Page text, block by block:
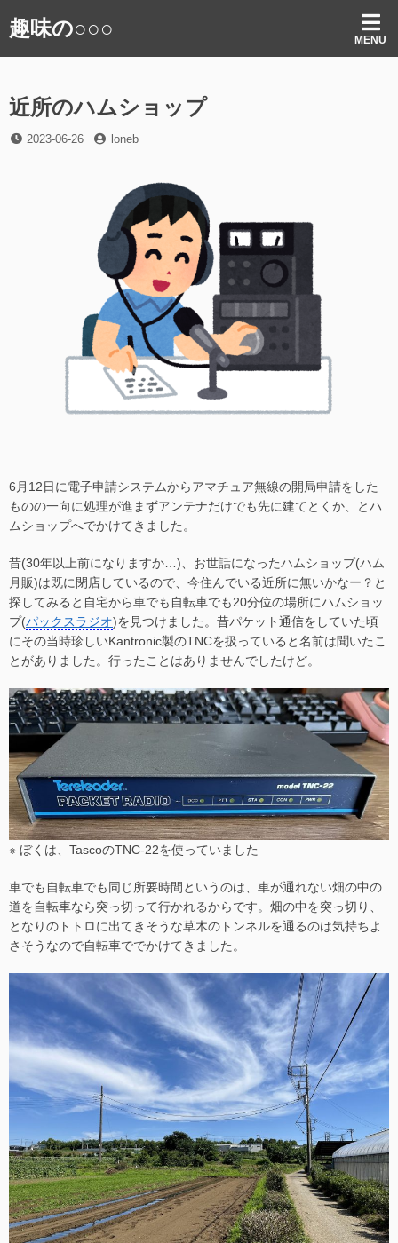
ン
へ
キ
趣味の○○○ MENU
近所のハムショップ
投
2023-06-26
投loneb
6月12日に電子申請システムからアマチュア無線の開局申請をした
ものの一向に処理が進まずアンテナだけでも先に建てとくか、とハ
ムショップへでかけてきました。
昔(30年以上前になりますか…)、お世話になったハムショップ(ハム
月販)は既に閉店しているので、今住んでいる近所に無いかなー？と
探してみると自宅から車でも自転車でも20分位の場所にハムショッ
プ(パックスラジオ)を見つけました。昔パケット通信をしていた頃
にその当時珍しいKantronic製のTNCを扱っていると名前は聞いたこ
とがありました。行ったことはありませんでしたけど。
※ ぼくは、TascoのTNC-22を使っていました
車でも自転車でも同じ所要時間というのは、車が通れない畑の中の
道を自転車なら突っ切って行かれるからです。畑の中を突っ切り、
となりのトトロに出てきそうな草木のトンネルを通るのは気持ちよ
さそうなので自転車ででかけてきました。